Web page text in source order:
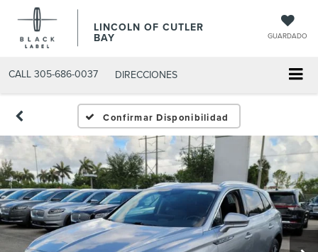
LINCOLN OF CUTLER
BAY GUARDADO
CALL 305-686-0037 DIRECCIONES
Confirmar Disponibilidad